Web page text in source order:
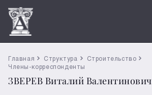
Главная Структура
Строительство
Члены-корреспонденты
ЗВЕРЕВ Виталий Валентинович